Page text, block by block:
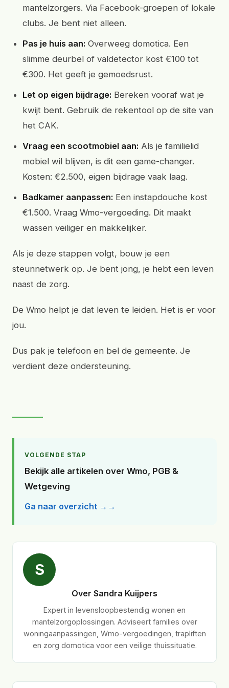
mantelzorgers. Via Facebook-groepen of lokale
clubs. Je bent niet alleen.
Pas je huis aan: Overweeg domotica. Een
slimme deurbel of valdetector kost €100 tot
€300. Het geeft je gemoedsrust.
Let op eigen bijdrage: Bereken vooraf wat je
kwijt bent. Gebruik de rekentool op de site van
het CAK.
Vraag een scootmobiel aan: Als je familielid
mobiel wil blijven, is dit een game-changer.
Kosten: €2.500, eigen bijdrage vaak laag.
Badkamer aanpassen: Een instapdouche kost
€1.500. Vraag Wmo-vergoeding. Dit maakt
wassen veiliger en makkelijker.
Als je deze stappen volgt, bouw je een
steunnetwerk op. Je bent jong, je hebt een leven
naast de zorg.
De Wmo helpt je dat leven te leiden. Het is er voor
jou.
Dus pak je telefoon en bel de gemeente. Je
verdient deze ondersteuning.
VOLGENDE STAP
Bekijk alle artikelen over Wmo, PGB &
Wetgeving
Ga naar overzicht →
S
Over Sandra Kuijpers
Expert in levensloopbestendig wonen en
mantelzorgoplossingen. Adviseert families over
woningaanpassingen, Wmo-vergoedingen, trapliften
en zorg domotica voor een veilige thuissituatie.